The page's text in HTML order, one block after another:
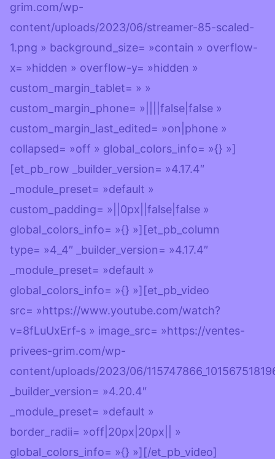
grim.com/wp-
content/uploads/2023/06/streamer-85-scaled-
1.png » background_size= »contain » overflow-
x= »hidden » overflow-y= »hidden »
custom_margin_tablet= » »
custom_margin_phone= »||||false|false »
custom_margin_last_edited= »on|phone »
collapsed= »off » global_colors_info= »{} »]
[et_pb_row _builder_version= »4.17.4″
_module_preset= »default »
custom_padding= »||0px||false|false »
global_colors_info= »{} »][et_pb_column
type= »4_4″ _builder_version= »4.17.4″
_module_preset= »default »
global_colors_info= »{} »][et_pb_video
src= »https://www.youtube.com/watch?
v=8fLuUxErf-s » image_src= »https://ventes-
privees-grim.com/wp-
content/uploads/2023/06/
_builder_version= »4.20.4″
_module_preset= »default »
border_radii= »off|20px|20px|| »
global_colors_info= »{} »][/et_pb_video]